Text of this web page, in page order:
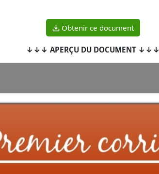
Obtenir ce document
↓↓↓ APERÇU DU DOCUMENT ↓↓↓